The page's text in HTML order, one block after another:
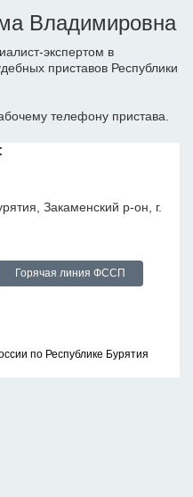
Владимировна
экспертом в
приставов Республики
телефону пристава.
Закаменский р-он, г.
Горячая линия ФССП
по Республике Бурятия